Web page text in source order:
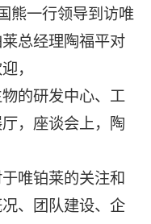
熊一行领导到访唯
总经理陶福平对
，
的研发中心、工
，座谈会上，陶
唯铂莱的关注和
、团队建设、企